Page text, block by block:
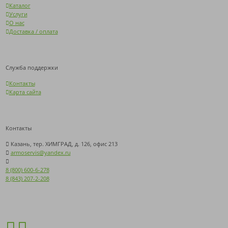
Каталог
Услуги
О нас
Доставка / оплата
Служба поддержки
Контакты
Карта сайта
Контакты
Казань, тер. ХИМГРАД, д. 126, офис 213
armoservis@yandex.ru
8 (800) 600-6-278
8 (843) 207-2-208